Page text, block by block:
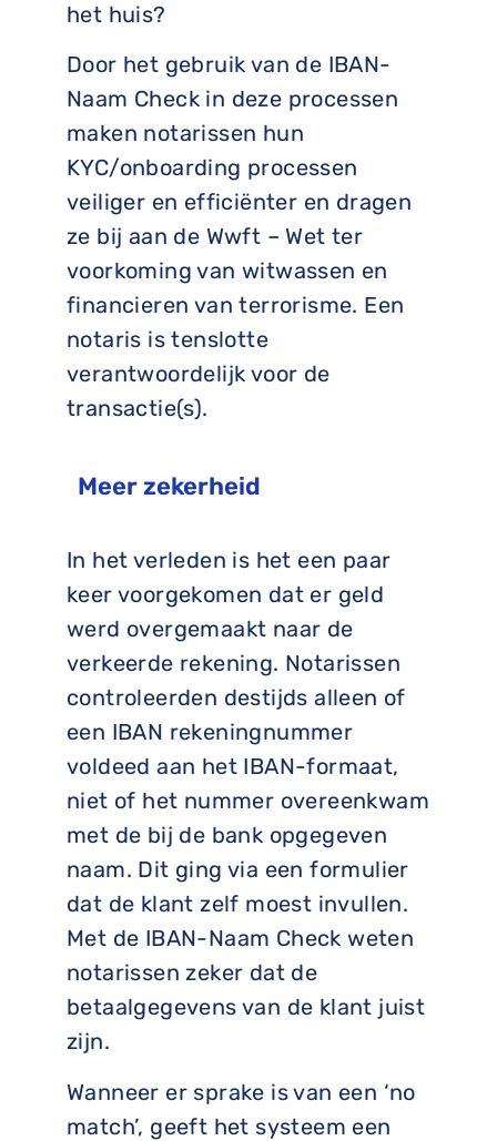
het huis?
Door het gebruik van de IBAN-
Naam Check in deze processen
maken notarissen hun
KYC/onboarding processen
veiliger en efficiënter en dragen
ze bij aan de Wwft – Wet ter
voorkoming van witwassen en
financieren van terrorisme. Een
notaris is tenslotte
verantwoordelijk voor de
transactie(s).
Meer zekerheid
In het verleden is het een paar
keer voorgekomen dat er geld
werd overgemaakt naar de
verkeerde rekening. Notarissen
controleerden destijds alleen of
een IBAN rekeningnummer
voldeed aan het IBAN-formaat,
niet of het nummer overeenkwam
met de bij de bank opgegeven
naam. Dit ging via een formulier
dat de klant zelf moest invullen.
Met de IBAN-Naam Check weten
notarissen zeker dat de
betaalgegevens van de klant juist
zijn.
Wanneer er sprake is van een ‘no
match’, geeft het systeem een